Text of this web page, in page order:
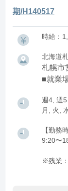
期/H140517
時給：
北海道
札幌市
■就業
週4, 週5
月, 火,
【勤務
9:20〜
※残業